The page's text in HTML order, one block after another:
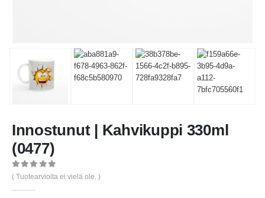
Innostunut | Kahvikuppi 330ml
(0477)
0out of 5
( Tuotearvioita ei vielä ole. )